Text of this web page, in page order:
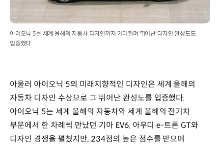
아이오닉 5는 세계 올해의 자동차 디자인까지 거머쥐며 뛰어난 디자인 완성도도
입증했다
아울러 아이오닉 5의 미래지향적인 디자인은 세계 올해의
자동차 디자인 수상으로 그 뛰어난 완성도를 입증했다.
아이오닉 5는 세계 올해의 자동차와 세계 올해의 전기차
부문에서 한 차례씩 만났던 기아 EV6, 아우디 e-트론 GT와
디자인 경쟁을 펼쳤지만, 234점의 높은 점수를 받으며